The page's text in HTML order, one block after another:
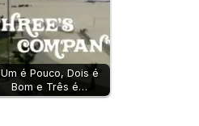
Um é Pouco, Dois é
Bom e Três é…